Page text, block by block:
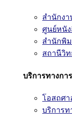
สำนักง
ศูนย์หนั
สำนักพิ
สถานีวิ
บริการทางกา
โอสถศา
บริการท